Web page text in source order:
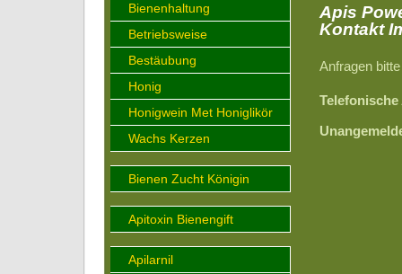
Bienenhaltung
Betriebsweise
Bestäubung
Honig
Honigwein Met Honiglikör
Wachs Kerzen
Bienen Zucht Königin
Apitoxin Bienengift
Apilarnil
Apis
Kontakt
Anfragen